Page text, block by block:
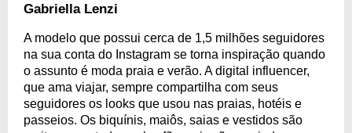
Gabriella Lenzi
A modelo que possui cerca de 1,5 milhões seguidores
na sua conta do Instagram se torna inspiração quando
o assunto é moda praia e verão. A digital influencer,
que ama viajar, sempre compartilha com seus
seguidores os looks que usou nas praias, hotéis e
passeios. Os biquínis, maiôs, saias e vestidos são